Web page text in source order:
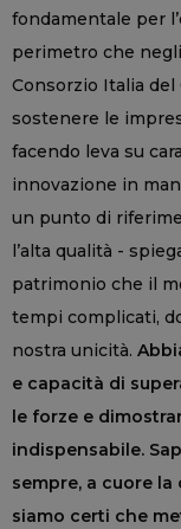
fondamentale per
perimetro che
Consorzio Italia
sostenere le
facendo leva su
innovazione in
un punto di
l’alta qualità -
patrimonio che il
tempi complicati,
nostra unicità.
e capacità di
le forze e
indispensabile.
sempre, a cuore
siamo certi che